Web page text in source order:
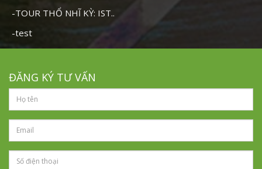
-TOUR THỔ NHĨ KỲ: IST..
-test
ĐĂNG KÝ TƯ VẤN